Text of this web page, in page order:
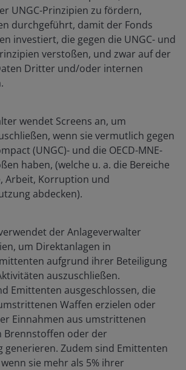
UNGC-Prinzipien zu fördern,
durchgeführt, damit der Fonds
investiert, die gegen die UNGC- und
verstoßen, und zwar auf der
Dritter und/oder internen
wendet Screens an, um
wenn sie vermutlich gegen
(UNGC)- und die OECD-MNE-
haben, (welche u. a. die Bereiche
Arbeit, Korruption und
abdecken).
der Anlageverwalter
um Direktanlagen in
aufgrund ihrer Beteiligung
auszuschließen.
Emittenten ausgeschlossen, die
Waffen erzielen oder
Einnahmen aus umstrittenen
Brennstoffen oder der
generieren. Zudem sind Emittenten
sie mehr als 5% ihrer